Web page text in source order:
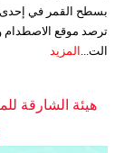
بسطح القمر في إحدى
ترصد موقع الاصطدام
الت...
المزيد
هيئة الشارقة